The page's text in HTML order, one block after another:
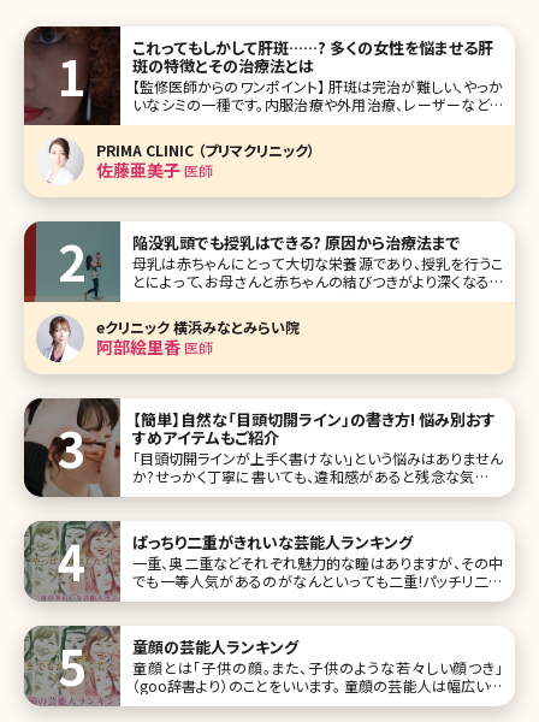
これってもしかして肝斑……? 多くの女性を悩ませる肝
斑の特徴とその治療法とは
【監修医師からのワンポイント】 肝斑は完治が難しい、やっか
いなシミの一種です。内服治療や外用治療、レーザーなどを
組み合わせて複合的な治療が必要になります。ご自身でも
普段から紫外線ケアや、洗顔やメイクのときにこすらないよう
に注意するなど、肝斑を悪化させない工夫をしっかりと行っ
てくださいね。
PRIMA CLINIC （プリマクリニック）
佐藤亜美子医師
陥没乳頭でも授乳はできる? 原因から治療法まで
母乳は赤ちゃんにとって大切な栄養源であり、授乳を行うこ
とによって、お母さんと赤ちゃんの結びつきがより深くなると
いわれています。ところが、その大切な授乳シーンで乳頭が
奥にひっこんでしまう陥没乳頭という状態に悩まされること
があります。陥没乳頭とはどのような状態か説明させて頂く
とともに、治療法など医師
eクリニック 横浜みなとみらい院
阿部絵里香医師
【簡単】自然な「目頭切開ライン」の書き方! 悩み別おす
すめアイテムもご紹介
「目頭切開ラインが上手く書けない」という悩みはありません
か?せっかく丁寧に書いても、違和感があると残念な気持ち
になってしまいますよね。特に、目頭に「く」の字でラインをい
るメイクは時代遅れに見えてしまいます。 マスク生活の今、ト
レンドのア
ぱっちり二重がきれいな芸能人ランキング
一重、奥二重などそれぞれ魅力的な瞳はありますが、その中
でも一等人気があるのがなんといっても二重!パッチリ二重
に憧れて、アイメイクをしたことがある人もいるのではないで
な芸能人をランキングTOP10にしてまとめています。 第1位
橋本環
童顔の芸能人ランキング
童顔とは「子供の顔。また、子供のような若々しい顔つき」
（goo辞書より）のことをいいます。 童顔の芸能人は幅広い世
代にいます。印象として、いつまでも年をとらないなどが挙げ